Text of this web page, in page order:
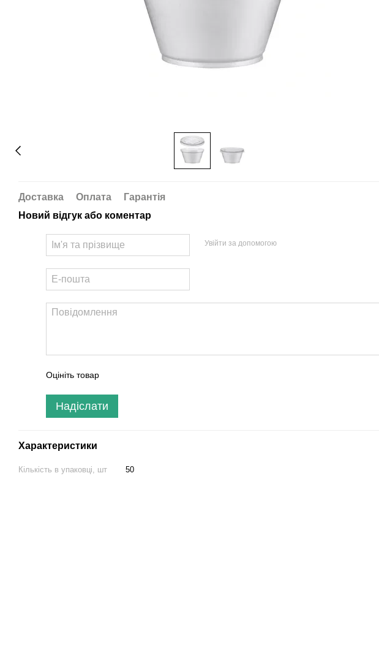
Доставка Оплата
Гарантія
Новий відгук або коментар
Увійти за допомогою
Оцініть товар
Надіслати
Характеристики
Кількість в упаковці, шт 50